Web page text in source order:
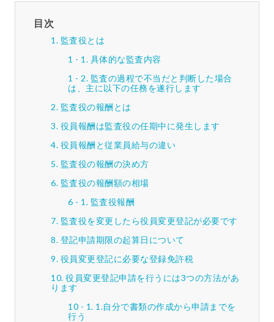
目次
監査役とは
具体的な監査内容
監査の過程で不当だと判断した場合
は、主に以下の任務を遂行します
監査役の報酬とは
役員報酬は監査役の任期中に発生します
役員報酬と従業員給与の違い
監査役の報酬の決め方
監査役の報酬額の相場
監査役報酬
監査役を変更したら役員変更登記が必要です
登記申請期限の起算日について
役員変更登記に必要な登録免許税
役員変更登記申請を行うには3つの方法があ
ります
1.自分で書類の作成から申請までを
行う